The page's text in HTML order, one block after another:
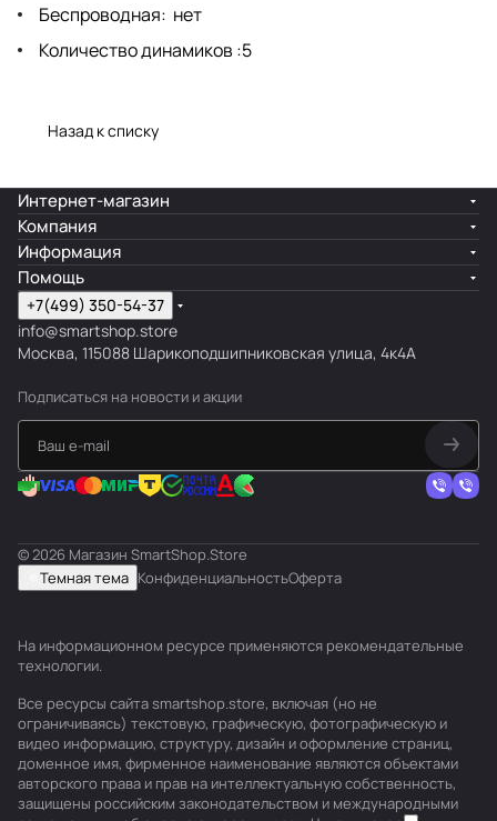
Беспроводная: нет
Количество динамиков :5
Назад к списку
Интернет-магазин
Компания
Информация
Помощь
+7(499) 350-54-37
info@smartshop.store
Москва, 115088 Шарикоподшипниковская улица, 4к4А
Подписаться на новости и акции
© 2026 Магазин SmartShop.Store
Темная тема КонфиденциальностьОферта
На информационном ресурсе применяются рекомендательные
технологии.
Все ресурсы сайта smartshop.store, включая (но не
ограничиваясь) текстовую, графическую, фотографическую и
видео информацию, структуру, дизайн и оформление страниц,
доменное имя, фирменное наименование являются объектами
авторского права и прав на интеллектуальную собственность,
защищены российским законодательством и международными